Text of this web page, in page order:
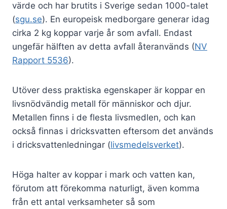
värde och har brutits i Sverige sedan 1000-talet
(sgu.se). En europeisk medborgare generar idag
cirka 2 kg koppar varje år som avfall. Endast
ungefär hälften av detta avfall återanvänds (NV
Rapport 5536).
Utöver dess praktiska egenskaper är koppar en
livsnödvändig metall för människor och djur.
Metallen finns i de flesta livsmedlen, och kan
också finnas i dricksvatten eftersom det används
i dricksvattenledningar (livsmedelsverket).
Höga halter av koppar i mark och vatten kan,
förutom att förekomma naturligt, även komma
från ett antal verksamheter så som